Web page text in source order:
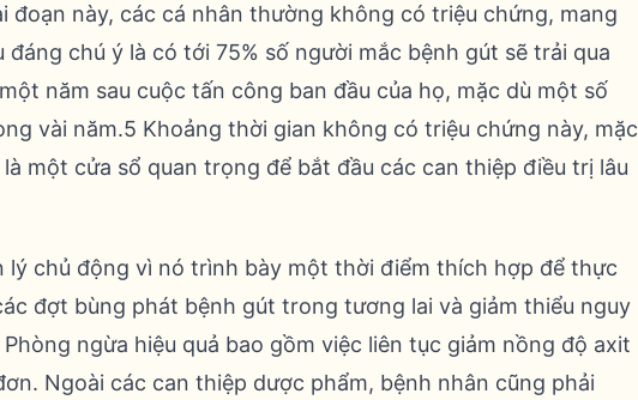
đoạn này, các cá nhân thường không có triệu chứng, mang
chú ý là có tới 75% số người mắc bệnh gút sẽ trải qua
năm sau cuộc tấn công ban đầu của họ, mặc dù một số
vài năm.5 Khoảng thời gian không có triệu chứng này, mặc
một cửa sổ quan trọng để bắt đầu các can thiệp điều trị lâu
lý chủ động vì nó trình bày một thời điểm thích hợp để thực
đợt bùng phát bệnh gút trong tương lai và giảm thiểu nguy
ngừa hiệu quả bao gồm việc liên tục giảm nồng độ axit
Ngoài các can thiệp dược phẩm, bệnh nhân cũng phải